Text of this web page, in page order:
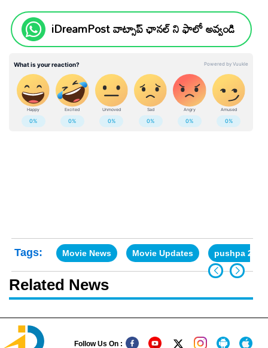
iDreamPost వాట్సాప్ ఛానల్ ని ఫాలో అవ్వండి
Tags: Movie News Movie Updates pushpa 2
Related News
Follow Us On :